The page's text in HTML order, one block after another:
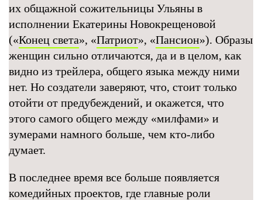
их общажной сожительницы Ульяны в
исполнении Екатерины Новокрещеновой
(«Конец света», «Патриот», «Пансион»). Образы
женщин сильно отличаются, да и в целом, как
видно из трейлера, общего языка между ними
нет. Но создатели заверяют, что, стоит только
отойти от предубеждений, и окажется, что
этого самого общего между «милфами» и
зумерами намного больше, чем кто-либо
думает.
В последнее время все больше появляется
комедийных проектов, где главные роли